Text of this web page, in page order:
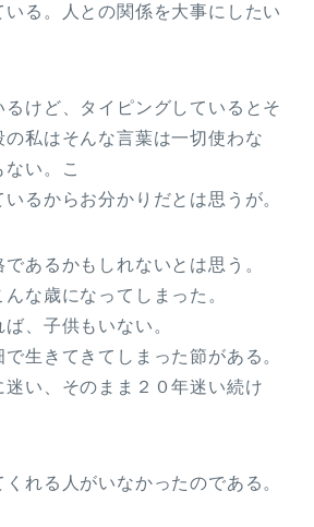
る。人との関係を大事にしたい
けど、タイピングしているとそ
の私はそんな言葉は一切使わな
い。こ
るからお分かりだとは思うが。
あるかもしれないとは思う。
な歳になってしまった。
、子供もいない。
生きてきてしまった節がある。
迷い、そのまま２０年迷い続け
れる人がいなかったのである。